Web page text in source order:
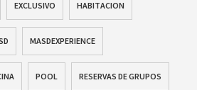
EXCLUSIVO HABITACION
MASDEXPERIENCE
POOL RESERVAS DE GRUPOS